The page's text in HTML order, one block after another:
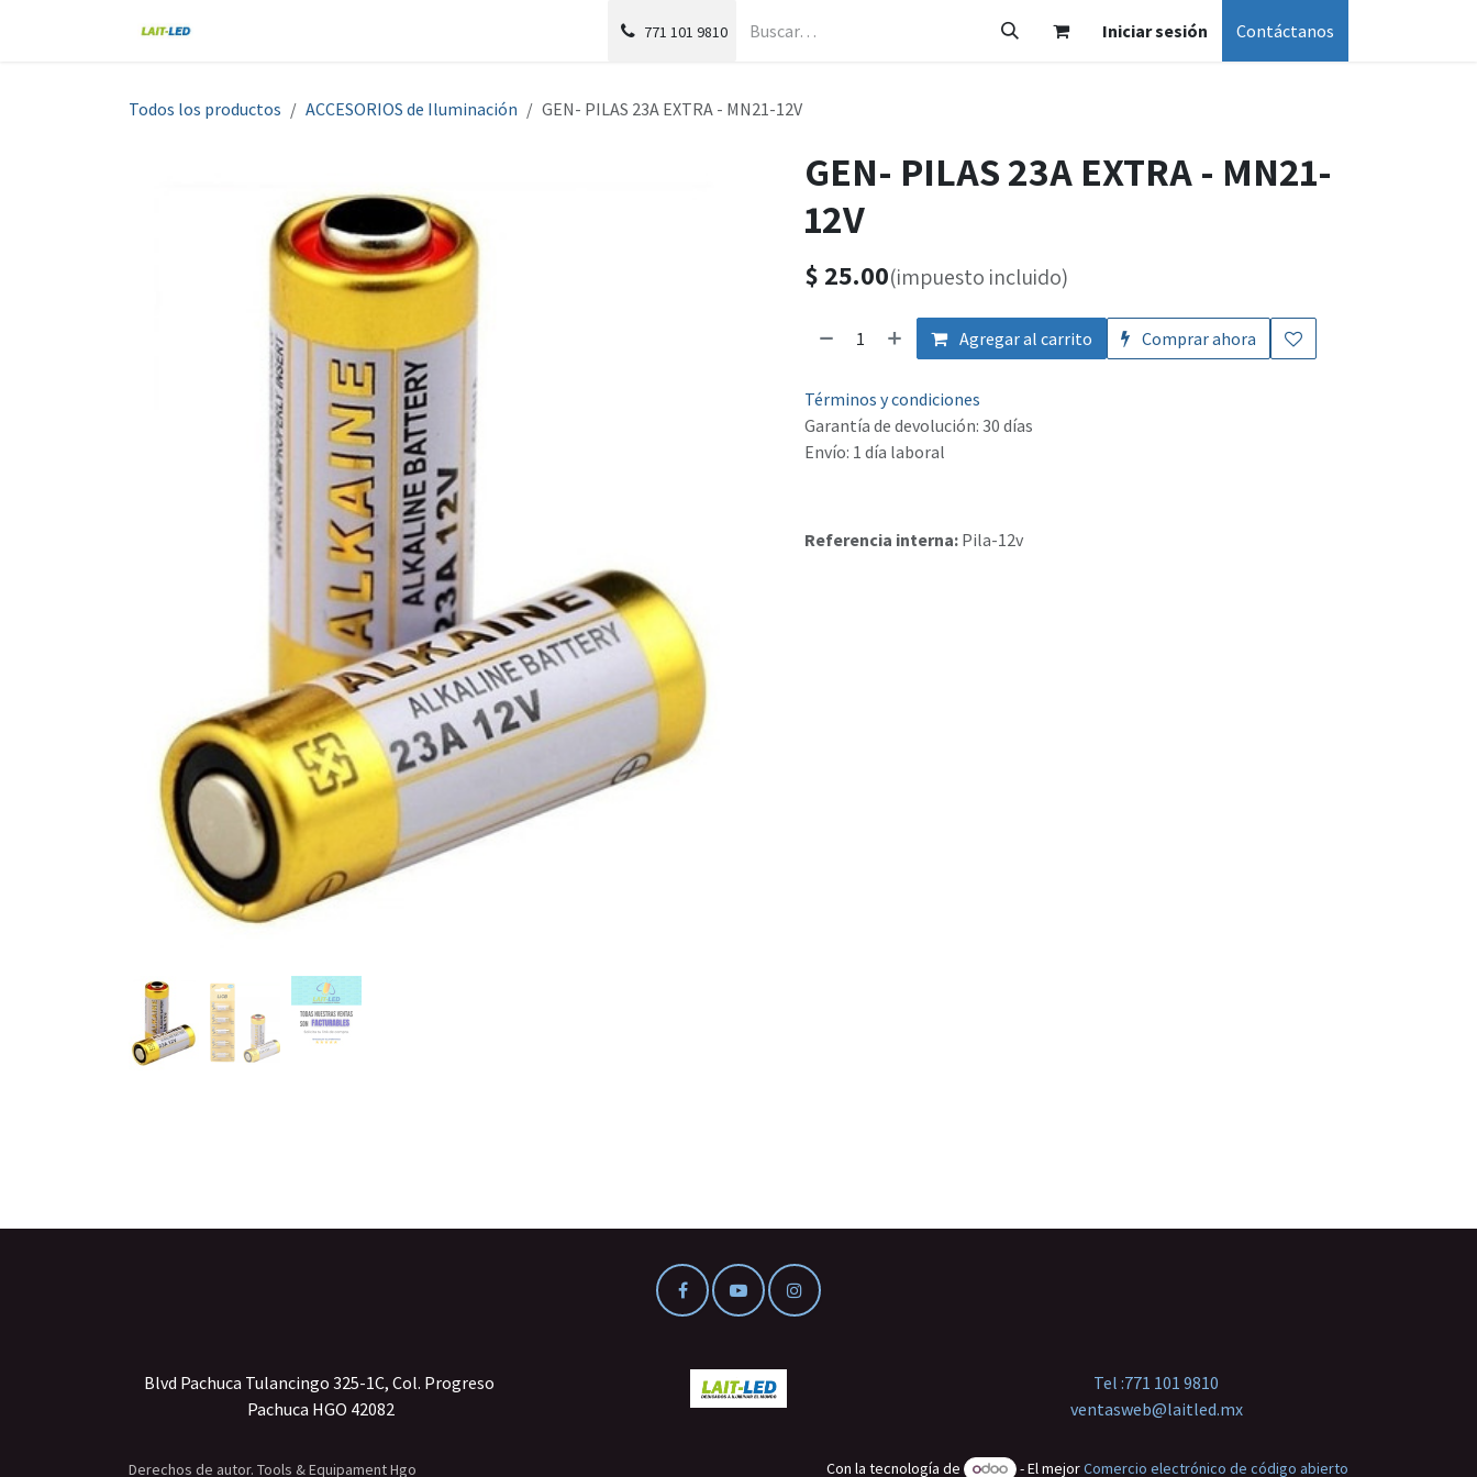
771 101 9810 Iniciar sesión Contáctanos
Todos los productos ACCESORIOS de Iluminación GEN- PILAS 23A EXTRA - MN21-12V
GEN- PILAS 23A EXTRA - MN21-
12V
$ 25.00(impuesto incluido)
Agregar al carrito Comprar ahora
Términos y condiciones
Garantía de devolución: 30 días
Envío: 1 día laboral
Referencia interna: Pila-12v
Blvd Pachuca Tulancingo 325-1C, Col. Progreso
Pachuca HGO 42082
Tel :771 101 9810
ventasweb@laitled.mx
Derechos de autor. Tools & Equipament Hgo Con la tecnología de - El mejorComercio electrónico de código abierto